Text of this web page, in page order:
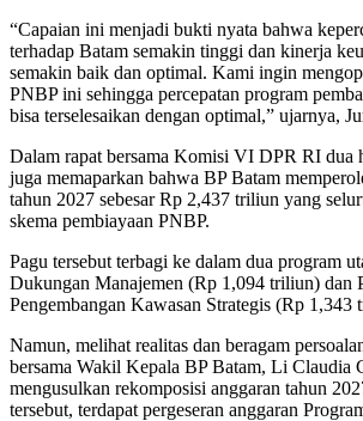
“Capaian ini menjadi bukti nyata bahwa
terhadap Batam semakin tinggi dan kinerja
semakin baik dan optimal. Kami ingin
PNBP ini sehingga percepatan program
bisa terselesaikan dengan optimal,” ujarnya,
Dalam rapat bersama Komisi VI DPR RI dua
juga memaparkan bahwa BP Batam
tahun 2027 sebesar Rp 2,437 triliun yang
skema pembiayaan PNBP.
Pagu tersebut terbagi ke dalam dua program
Dukungan Manajemen (Rp 1,094 triliun) dan
Pengembangan Kawasan Strategis (Rp 1,343
Namun, melihat realitas dan beragam
bersama Wakil Kepala BP Batam, Li Claudia
mengusulkan rekomposisi anggaran tahun
tersebut, terdapat pergeseran anggaran